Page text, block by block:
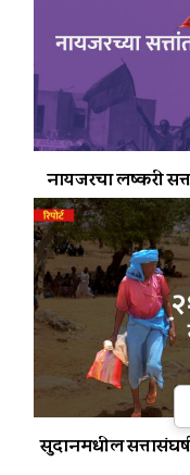
नायजरचा लष्करी
सुदानमधील